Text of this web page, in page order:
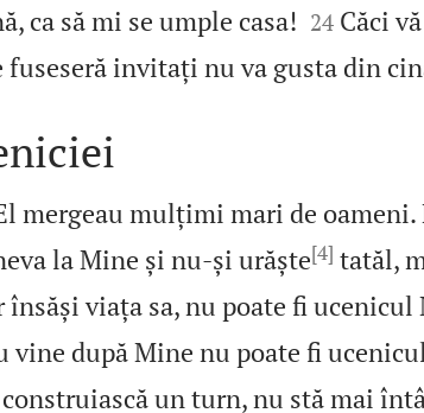
ca să mi se umple casa!
24 Căci
fuseseră invitați nu va gusta din
mergeau mulțimi mari de oameni.
la Mine și nu‑și urăște[4] tatăl,
însăși viața sa, nu poate fi ucenicul
vine după Mine nu poate fi
construiască un turn, nu stă mai